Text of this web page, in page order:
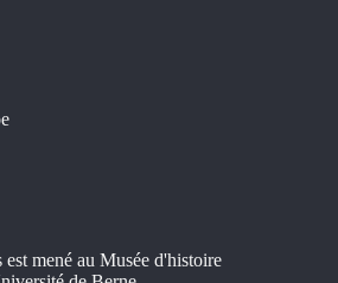
mené au Musée d'histoire